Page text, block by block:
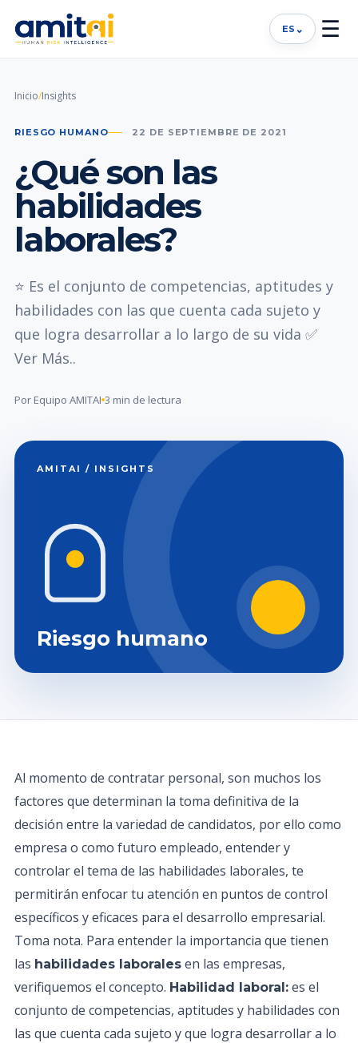
ES ⌄ ☰
Inicio/Insights
RIESGO HUMANO 22 DE SEPTIEMBRE DE 2021
¿Qué son las
habilidades
laborales?
⭐ Es el conjunto de competencias, aptitudes y
habilidades con las que cuenta cada sujeto y
que logra desarrollar a lo largo de su vida ✅
Ver Más..
Por Equipo AMITAI 3 min de lectura
AMITAI / INSIGHTS
Riesgo humano
Al momento de contratar personal, son muchos los
factores que determinan la toma definitiva de la
decisión entre la variedad de candidatos, por ello como
empresa o como futuro empleado, entender y
controlar el tema de las habilidades laborales, te
permitirán enfocar tu atención en puntos de control
específicos y eficaces para el desarrollo empresarial.
Toma nota. Para entender la importancia que tienen
las habilidades laborales en las empresas,
verifiquemos el concepto. Habilidad laboral: es el
conjunto de competencias, aptitudes y habilidades con
las que cuenta cada sujeto y que logra desarrollar a lo